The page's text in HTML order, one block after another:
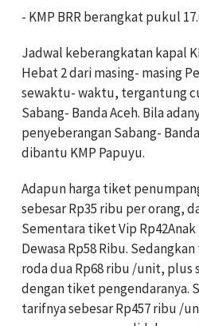
- KMP BRR berangkat pukul
Jadwal keberangkatan kapal
Hebat 2 dari masing- masing
sewaktu- waktu, tergantung
Sabang- Banda Aceh. Bila
penyeberangan Sabang-
dibantu KMP Papuyu.
Adapun harga tiket
sebesar Rp35 ribu per orang,
Sementara tiket Vip Rp42Anak
Dewasa Rp58 Ribu.
roda dua Rp68 ribu /unit, plus
dengan tiket pengendaranya.
tarifnya sebesar Rp457 ribu /